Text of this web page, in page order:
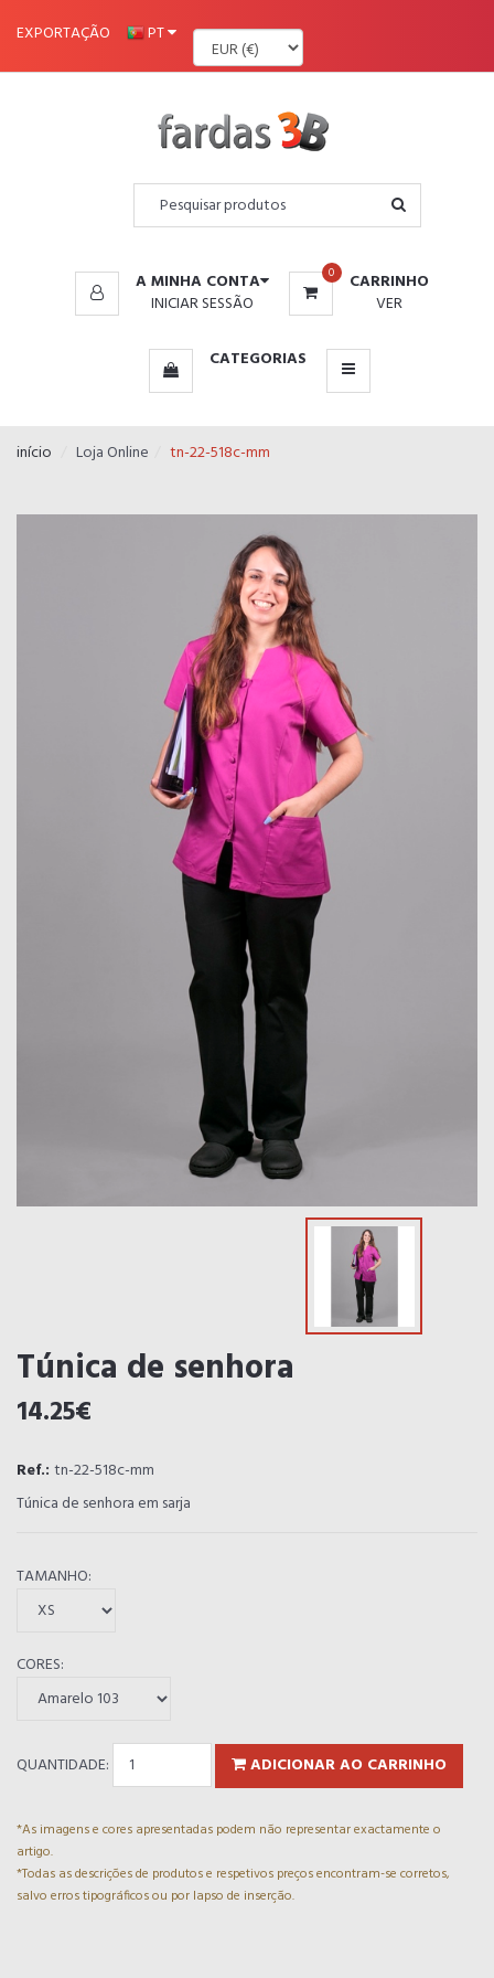
EXPORTAÇÃO PT
A MINHA CONTA
INICIAR SESSÃO
0
CARRINHO
VER
CATEGORIAS
MENU
início Loja Online tn-22-518c-mm
Túnica de senhora
14.25€
Ref.: tn-22-518c-mm
Túnica de senhora em sarja
TAMANHO:
CORES:
QUANTIDADE: ADICIONAR AO CARRINHO
*As imagens e cores apresentadas podem não representar exactamente o
artigo.
*Todas as descrições de produtos e respetivos preços encontram-se corretos,
salvo erros tipográficos ou por lapso de inserção.